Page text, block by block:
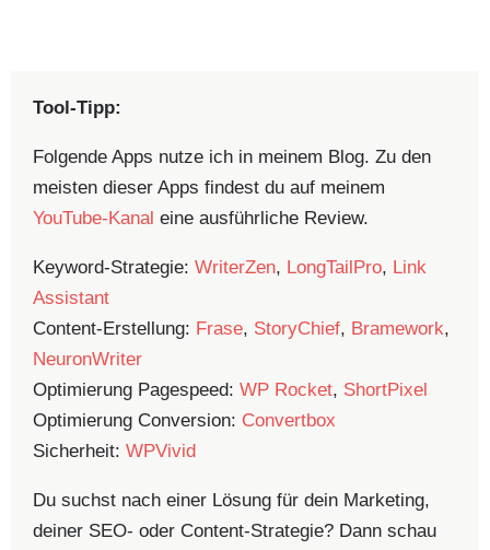
Tool-Tipp:
Folgende Apps nutze ich in meinem Blog. Zu den
meisten dieser Apps findest du auf meinem
YouTube-Kanal eine ausführliche Review.
Keyword-Strategie: WriterZen, LongTailPro, Link
Assistant
Content-Erstellung: Frase, StoryChief, Bramework,
NeuronWriter
Optimierung Pagespeed: WP Rocket, ShortPixel
Optimierung Conversion: Convertbox
Sicherheit: WPVivid
Du suchst nach einer Lösung für dein Marketing,
deiner SEO- oder Content-Strategie? Dann schau